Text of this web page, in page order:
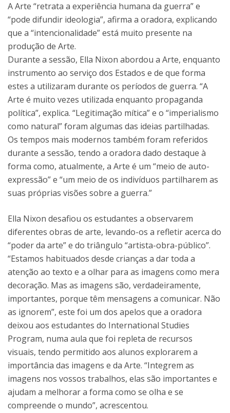
A Arte “retrata a experiência humana da guerra” e
“pode difundir ideologia”, afirma a oradora, explicando
que a “intencionalidade” está muito presente na
produção de Arte.
Durante a sessão, Ella Nixon abordou a Arte, enquanto
instrumento ao serviço dos Estados e de que forma
estes a utilizaram durante os períodos de guerra. “A
Arte é muito vezes utilizada enquanto propaganda
política”, explica. “Legitimação mítica” e o “imperialismo
como natural” foram algumas das ideias partilhadas.
Os tempos mais modernos também foram referidos
durante a sessão, tendo a oradora dado destaque à
forma como, atualmente, a Arte é um “meio de auto-
expressão” e “um meio de os indivíduos partilharem as
suas próprias visões sobre a guerra.”
Ella Nixon desafiou os estudantes a observarem
diferentes obras de arte, levando-os a refletir acerca do
“poder da arte” e do triângulo “artista-obra-público”.
“Estamos habituados desde crianças a dar toda a
atenção ao texto e a olhar para as imagens como mera
decoração. Mas as imagens são, verdadeiramente,
importantes, porque têm mensagens a comunicar. Não
as ignorem”, este foi um dos apelos que a oradora
deixou aos estudantes do International Studies
Program, numa aula que foi repleta de recursos
visuais, tendo permitido aos alunos explorarem a
importância das imagens e da Arte. “Integrem as
imagens nos vossos trabalhos, elas são importantes e
ajudam a melhorar a forma como se olha e se
compreende o mundo”, acrescentou.